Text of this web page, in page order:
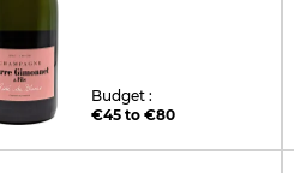
Budget :
€45 to €80